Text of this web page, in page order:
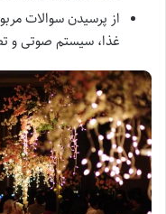
از پرسیدن سوالات
غذا، سیستم صوتی و